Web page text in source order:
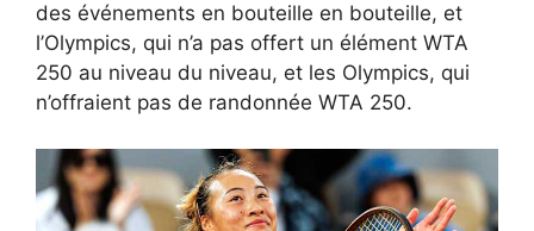
des événements en bouteille en bouteille, et
l’Olympics, qui n’a pas offert un élément WTA
250 au niveau du niveau, et les Olympics, qui
n’offraient pas de randonnée WTA 250.